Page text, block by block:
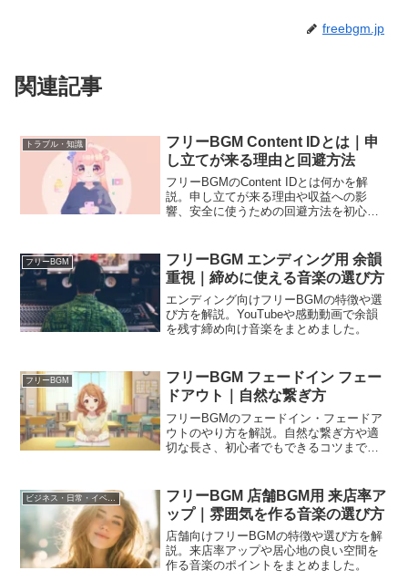
freebgm.jp
関連記事
トラブル・知識
フリーBGM Content IDとは｜申
し立てが来る理由と回避方法
フリーBGMのContent IDとは何かを解
説。申し立てが来る理由や収益への影
響、安全に使うための回避方法を初心者
フリーBGM
フリーBGM エンディング用 余韻
重視｜締めに使える音楽の選び方
エンディング向けフリーBGMの特徴や選
び方を解説。YouTubeや感動動画で余韻
を残す締め向け音楽をまとめました。
フリーBGM
フリーBGM フェードイン フェー
ドアウト｜自然な繋ぎ方
フリーBGMのフェードイン・フェードア
ウトのやり方を解説。自然な繋ぎ方や適
切な長さ、初心者でもできるコツまで分
フリーBGM 店舗BGM用 来店率ア
ップ｜雰囲気を作る音楽の選び方
店舗向けフリーBGMの特徴や選び方を解
説。来店率アップや居心地の良い空間を
作る音楽のポイントをまとめました。